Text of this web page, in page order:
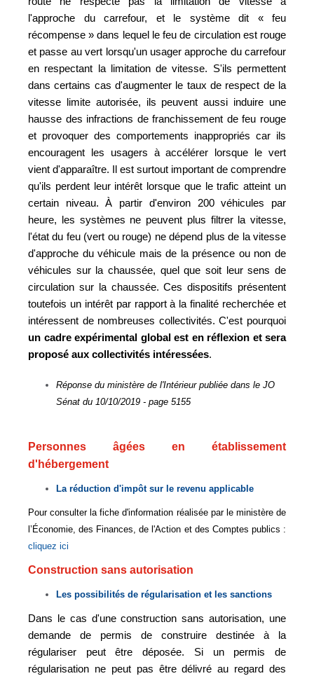
l'approche du carrefour, et le système dit « feu
récompense » dans lequel le feu de circulation est rouge
et passe au vert lorsqu'un usager approche du carrefour
en respectant la limitation de vitesse. S'ils permettent
dans certains cas d'augmenter le taux de respect de la
vitesse limite autorisée, ils peuvent aussi induire une
hausse des infractions de franchissement de feu rouge
et provoquer des comportements inappropriés car ils
encouragent les usagers à accélérer lorsque le vert
vient d'apparaître. Il est surtout important de comprendre
qu'ils perdent leur intérêt lorsque que le trafic atteint un
certain niveau. À partir d'environ 200 véhicules par
heure, les systèmes ne peuvent plus filtrer la vitesse,
l'état du feu (vert ou rouge) ne dépend plus de la vitesse
d'approche du véhicule mais de la présence ou non de
véhicules sur la chaussée, quel que soit leur sens de
circulation sur la chaussée. Ces dispositifs présentent
toutefois un intérêt par rapport à la finalité recherchée et
intéressent de nombreuses collectivités. C'est pourquoi
un cadre expérimental global est en réflexion et sera
proposé aux collectivités intéressées.
Réponse du ministère de l'Intérieur publiée dans le JO
Sénat du 10/10/2019 - page 5155
Personnes âgées en établissement
d'hébergement
La réduction d'impôt sur le revenu applicable
Pour consulter la fiche d'information réalisée par le ministère de
l’Économie, des Finances, de l'Action et des Comptes publics :
cliquez ici
Construction sans autorisation
Les possibilités de régularisation et les sanctions
Dans le cas d'une construction sans autorisation, une
demande de permis de construire destinée à la
régulariser peut être déposée. Si un permis de
régularisation ne peut pas être délivré au regard des